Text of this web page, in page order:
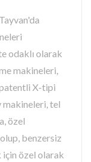
odaklı olarak
makineleri,
X-tipi
makineleri, tel
özel
benzersiz
özel olarak